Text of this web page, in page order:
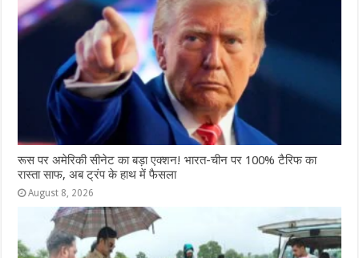
रूस पर अमेरिकी सीनेट का बड़ा एक्शन! भारत-चीन पर 100% टैरिफ का
रास्ता साफ, अब ट्रंप के हाथ में फैसला
August 8, 2026